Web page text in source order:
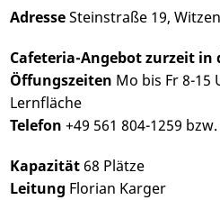
AdresseSteinstraße 19,
Cafeteria-Angebot zurzeit in
Öffungszeiten Mo bis Fr 8-15
Lernfläche
Telefon +49 561 804-1259
Kapazität 68 Plätze
Leitung Florian Karger